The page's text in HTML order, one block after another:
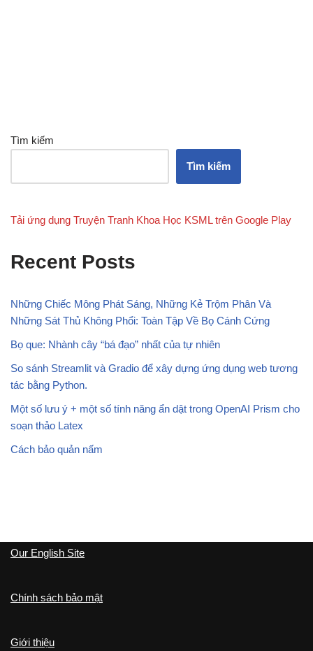
Tìm kiếm
Tìm kiếm
Tải ứng dụng Truyện Tranh Khoa Học KSML trên Google Play
Recent Posts
Những Chiếc Mông Phát Sáng, Những Kẻ Trộm Phân Và
Những Sát Thủ Không Phổi: Toàn Tập Về Bọ Cánh Cứng
Bọ que: Nhành cây “bá đạo” nhất của tự nhiên
So sánh Streamlit và Gradio để xây dựng ứng dụng web tương
tác bằng Python.
Một số lưu ý + một số tính năng ẩn dật trong OpenAI Prism cho
soạn thảo Latex
Cách bảo quản nấm
Our English Site
Chính sách bảo mật
Giới thiệu